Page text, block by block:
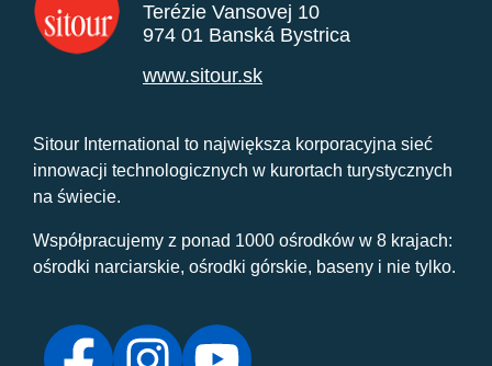
Terézie Vansovej 10
974 01 Banská Bystrica
www.sitour.sk
Sitour International to największa korporacyjna sieć
innowacji technologicznych w kurortach turystycznych
na świecie.
Współpracujemy z ponad 1000 ośrodków w 8 krajach:
ośrodki narciarskie, ośrodki górskie, baseny i nie tylko.